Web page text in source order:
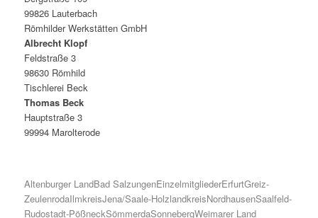
99826 Lauterbach
Römhilder Werkstätten GmbH
Albrecht Klopf
Feldstraße 3
98630 Römhild
Tischlerei Beck
Thomas Beck
Hauptstraße 3
99994 Marolterode
Altenburger LandBad SalzungenEinzelmitgliederErfurtGreiz-
ZeulenrodaIlmkreisJena/Saale-HolzlandkreisNordhausenSaalfeld-
Rudostadt-PößneckSömmerdaSonnebergWeimarer Land